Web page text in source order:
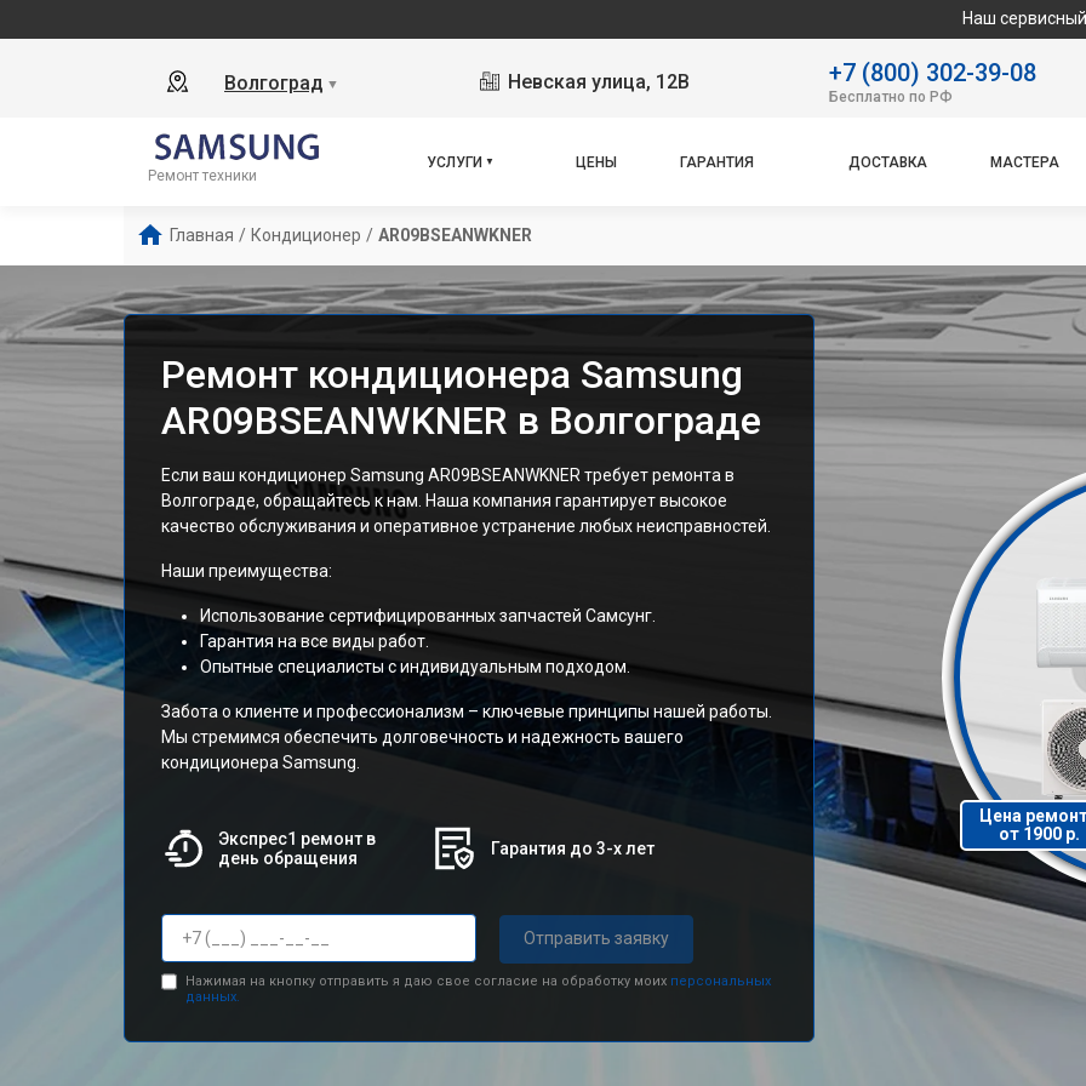
Наш сервисный центр
Волгоград ▼ Невская улица, 12В +7 (800) 302-39-08
Бесплатно по РФ
Ремонт техники
УСЛУГИ ЦЕНЫ ГАРАНТИЯ ДОСТАВКА МАСТЕРА
Главная / Кондиционер / AR09BSEANWKNER
Ремонт кондиционера Samsung
AR09BSEANWKNER в Волгограде
Если ваш кондиционер Samsung AR09BSEANWKNER требует ремонта в
Волгограде, обращайтесь к нам. Наша компания гарантирует высокое
качество обслуживания и оперативное устранение любых неисправностей.
Наши преимущества:
Использование сертифицированных запчастей Самсунг.
Гарантия на все виды работ.
Опытные специалисты с индивидуальным подходом.
Забота о клиенте и профессионализм – ключевые принципы нашей работы.
Мы стремимся обеспечить долговечность и надежность вашего
кондиционера Samsung.
Экспрес1 ремонт в
день обращения
Гарантия до 3-х лет
Отправить заявку
Нажимая на кнопку отправить я даю свое согласие на обработку моих персональных
данных.
Цена
от 1900 р.